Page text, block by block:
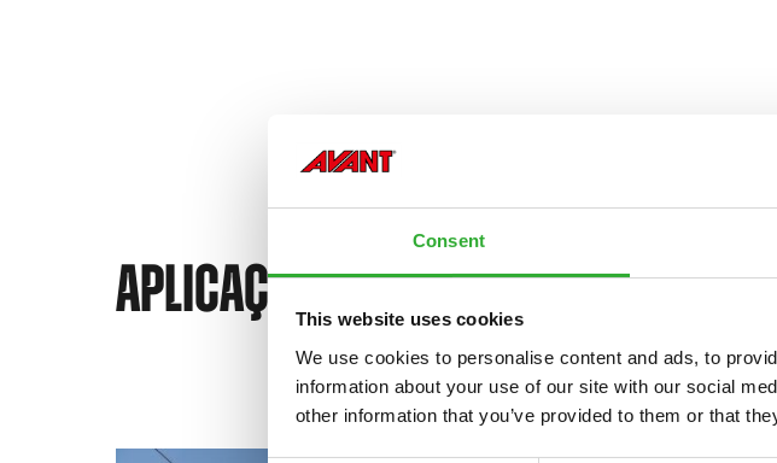
Consent
This website uses cookies
We use cookies to personalise content and ads, to
information about your use of our site with our social
other information that you’ve provided to them or that
APLICAÇÕES PARA A AVANT